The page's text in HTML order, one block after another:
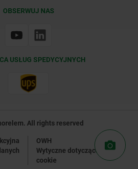
OBSERWUJ NAS
USŁUG SPEDYCYJNYCH
All rights reserved
OWH
Wytyczne dotyczące plików
cookie